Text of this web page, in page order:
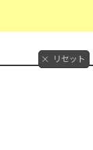
リセット